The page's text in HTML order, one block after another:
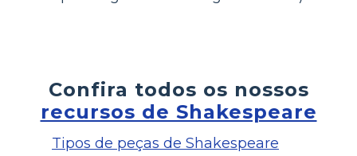
Confira todos os nossos
recursos de Shakespeare
Tipos de peças de Shakespeare